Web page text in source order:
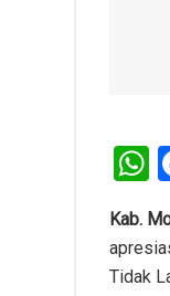
h
s
Kab.
Tidak